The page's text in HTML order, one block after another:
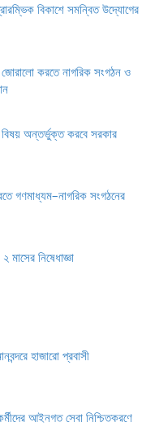
বিকাশে সমন্বিত উদ্যোগের
জোরালো করতে নাগরিক সংগঠন ও
বিষয় অন্তর্ভুক্ত করবে সরকার
গণমাধ্যম–নাগরিক সংগঠনের
নিষেধাজ্ঞা
হাজারো প্রবাসী
আইনগত সেবা নিশ্চিতকরণে